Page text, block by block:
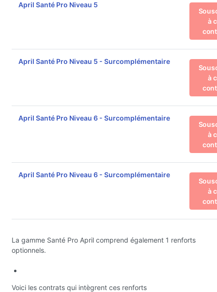
April Santé Pro Niveau 5
à
April Santé Pro Niveau 5 - Surcomplémentaire
à
April Santé Pro Niveau 6 - Surcomplémentaire
à
April Santé Pro Niveau 6 - Surcomplémentaire
à
La gamme Santé Pro April comprend également 1 renforts
optionnels.
Voici les contrats qui intègrent ces renforts